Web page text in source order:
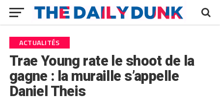
ACTUALITÉS
Trae Young rate le shoot de la
gagne : la muraille s’appelle
Daniel Theis